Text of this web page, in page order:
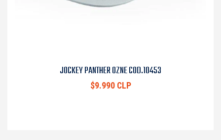
JOCKEY PANTHER OZNE COD.10453
$9.990 CLP